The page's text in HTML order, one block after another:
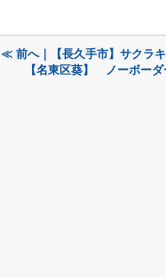
≪ 前へ｜【長久手市】サクラキ
【名東区葵】 ノーボー